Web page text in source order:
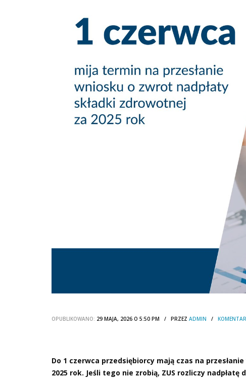
OPUBLIKOWANO: 29 MAJA, 2026 O 5:50 PM / PRZEZ ADMIN /
Do 1 czerwca przedsiębiorcy mają czas na
2025 rok. Jeśli tego nie zrobią, ZUS rozliczy nadpłatę